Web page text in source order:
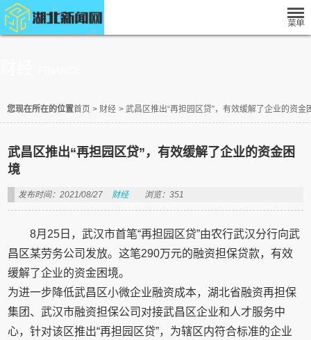
您现在所在的位置首页 > 财经 > 武昌区推出“再担园区贷”，有效缓解了企业的资金
武昌区推出“再担园区贷”，有效缓解了企业的资金困
境
发布时间：2021/08/27 财经 浏览：351
8月25日，武汉市首笔“再担园区贷”由农行武汉分行向武
昌区某劳务公司发放。这笔290万元的融资担保贷款，有效
缓解了企业的资金困境。
为进一步降低武昌区小微企业融资成本，湖北省融资再担保
集团、武汉市融资担保公司对接武昌区企业和人才服务中
心，针对该区推出“再担园区贷”，为辖区内符合标准的企业